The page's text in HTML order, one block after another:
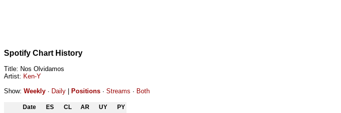
Spotify Chart History
Title: Nos Olvidamos
Artist: Ken-Y
Show: Weekly · Daily Positions · Streams · Both
Date ES CL AR UY
PY